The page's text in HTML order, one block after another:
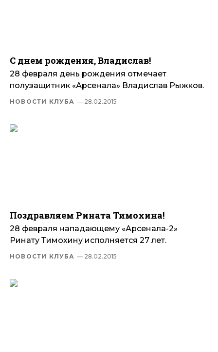
С днем рождения, Владислав!
28 февраля день рождения отмечает
полузащитник «Арсенала» Владислав Рыжков.
НОВОСТИ КЛУБА — 28.02.2015
Поздравляем Рината Тимохина!
28 февраля нападающему «Арсенала-2»
Ринату Тимохину исполняется 27 лет.
НОВОСТИ КЛУБА — 28.02.2015